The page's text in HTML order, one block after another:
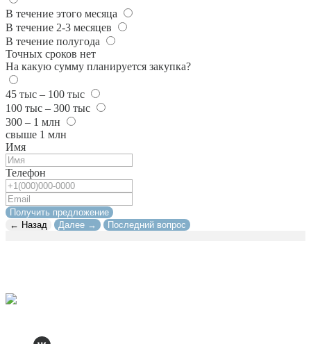
В течение этого месяца
В течение 2-3 месяцев
В течение полугода
Точных сроков нет
На какую сумму планируется закупка?
45 тыс – 100 тыс
100 тыс – 300 тыс
300 – 1 млн
свыше 1 млн
Имя
Телефон
Получить предложение
← Назад
Далее → Последний вопрос